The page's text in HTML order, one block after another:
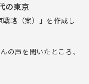
の東京
略（案）」を作成し
の声を聞いたところ、